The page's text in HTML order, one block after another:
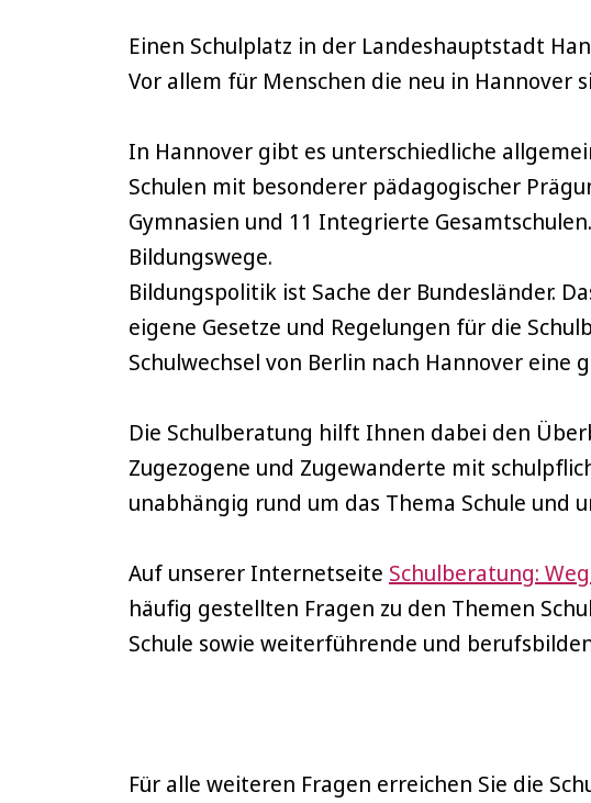
Einen Schulplatz in der Landeshauptstadt
Vor allem für Menschen die neu in Hannover
In Hannover gibt es unterschiedliche
Schulen mit besonderer pädagogischer
Gymnasien und 11 Integrierte
Bildungswege.
Bildungspolitik ist Sache der Bundesländer.
eigene Gesetze und Regelungen für die
Schulwechsel von Berlin nach Hannover eine
Die Schulberatung hilft Ihnen dabei den
Zugezogene und Zugewanderte mit
unabhängig rund um das Thema Schule und
Auf unserer Internetseite Schulberatung:
häufig gestellten Fragen zu den Themen
Schule sowie weiterführende und
Für alle weiteren Fragen erreichen Sie die